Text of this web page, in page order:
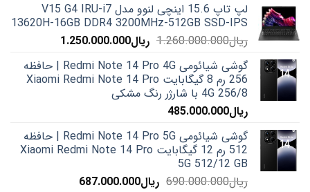
لپ تاپ 15.6 اینچی لنوو مدل V15 G4 IRU-i7
13620H-16GB DDR4 3200MHz-512GB SSD-IPS
ریال1.260.000.000 قیمت
ریال1.260.000.000
بود.
ریال1.250.000.000قیمت
ریال1.250.000.000.
گوشی شیائومی Redmi Note 14 Pro 4G | حافظه
256 رم 8 گیگابایت Xiaomi Redmi Note 14 Pro
4G 256/8 با شارژر رنگ مشکی
ریال485.000.000
گوشی شیائومی Redmi Note 14 Pro 5G | حافظه
512 رم 12 گیگابایت Xiaomi Redmi Note 14 Pro
5G 512/12 GB
ریال690.000.000 قیمت
ریال687.000.000قیمت